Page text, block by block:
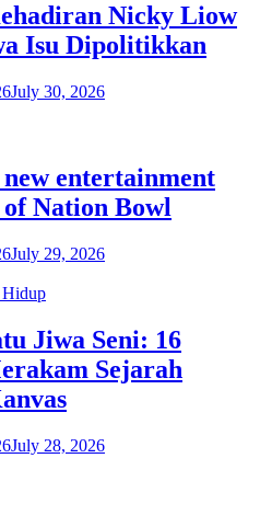
Nicky Liow
Isu Dipolitikkan
July 30, 2026
entertainment
Nation Bowl
July 29, 2026
Hidup
Jiwa Seni: 16
Sejarah
July 28, 2026